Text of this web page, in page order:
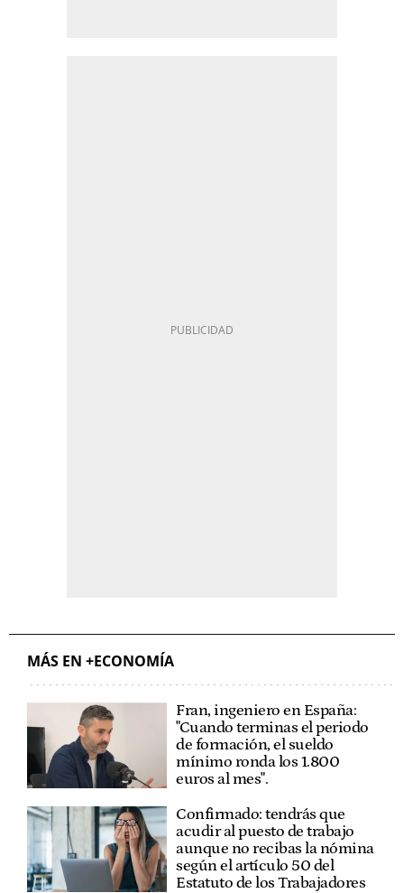
MÁS EN +ECONOMÍA
Fran, ingeniero en España:
"Cuando terminas el periodo
de formación, el sueldo
mínimo ronda los 1.800
euros al mes".
Confirmado: tendrás que
acudir al puesto de trabajo
aunque no recibas la nómina
según el artículo 50 del
Estatuto de los Trabajadores